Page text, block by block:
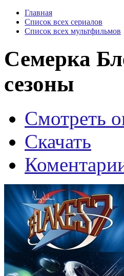
Главная
Список всех сериалов
Список всех мультфильмов
Семерка
сезоны
Смотреть
Скачать